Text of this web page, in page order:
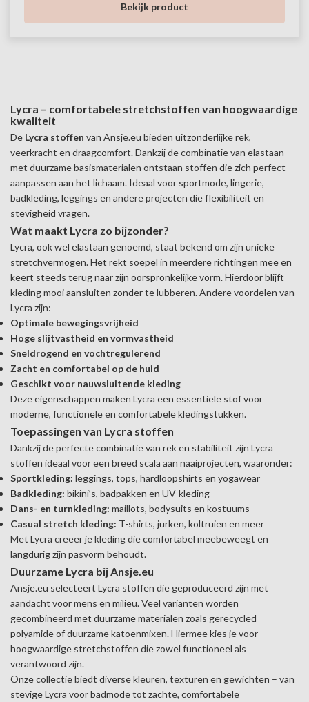
Bekijk product
Lycra – comfortabele stretchstoffen van hoogwaardige
kwaliteit
De Lycra stoffen van Ansje.eu bieden uitzonderlijke rek,
veerkracht en draagcomfort. Dankzij de combinatie van elastaan
met duurzame basismaterialen ontstaan stoffen die zich perfect
aanpassen aan het lichaam. Ideaal voor sportmode, lingerie,
badkleding, leggings en andere projecten die flexibiliteit en
stevigheid vragen.
Wat maakt Lycra zo bijzonder?
Lycra, ook wel elastaan genoemd, staat bekend om zijn unieke
stretchvermogen. Het rekt soepel in meerdere richtingen mee en
keert steeds terug naar zijn oorspronkelijke vorm. Hierdoor blijft
kleding mooi aansluiten zonder te lubberen. Andere voordelen van
Lycra zijn:
Optimale bewegingsvrijheid
Hoge slijtvastheid en vormvastheid
Sneldrogend en vochtregulerend
Zacht en comfortabel op de huid
Geschikt voor nauwsluitende kleding
Deze eigenschappen maken Lycra een essentiële stof voor
moderne, functionele en comfortabele kledingstukken.
Toepassingen van Lycra stoffen
Dankzij de perfecte combinatie van rek en stabiliteit zijn Lycra
stoffen ideaal voor een breed scala aan naaiprojecten, waaronder:
Sportkleding: leggings, tops, hardloopshirts en yogawear
Badkleding: bikini’s, badpakken en UV-kleding
Dans- en turnkleding: maillots, bodysuits en kostuums
Casual stretch kleding: T-shirts, jurken, koltruien en meer
Met Lycra creëer je kleding die comfortabel meebeweegt en
langdurig zijn pasvorm behoudt.
Duurzame Lycra bij Ansje.eu
Ansje.eu selecteert Lycra stoffen die geproduceerd zijn met
aandacht voor mens en milieu. Veel varianten worden
gecombineerd met duurzame materialen zoals gerecycled
polyamide of duurzame katoenmixen. Hiermee kies je voor
hoogwaardige stretchstoffen die zowel functioneel als
verantwoord zijn.
Onze collectie biedt diverse kleuren, texturen en gewichten – van
stevige Lycra voor badmode tot zachte, comfortabele